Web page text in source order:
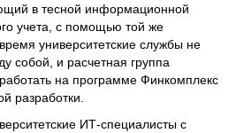
в тесной информационной
учета, с помощью той же
университетские службы не
собой, и расчетная группа
на программе Финкомплекс
разработки.
ИТ-специалисты с